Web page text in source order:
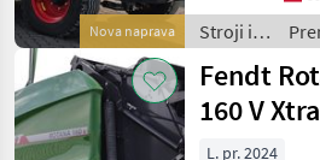
160 V
Combi
MARKETPLACE
Marketplace
Ponudbe
trgovcev oglasi
Nova naprava
gerne vor Ort
werden.
Stroji in
oprema
za žetev
in
spravilo
/ Fendt
Fendt
160 V Xtra
L. pr. 2024